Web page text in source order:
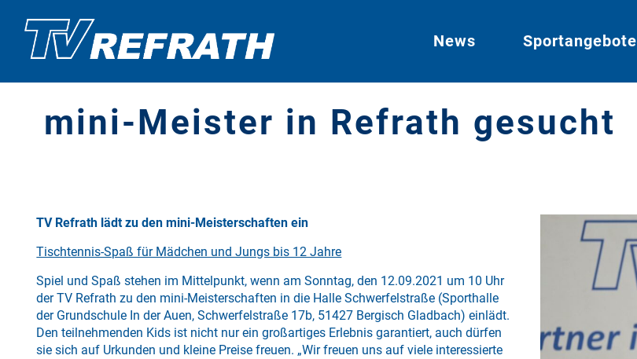
News Sportangebote
mini-Meister in Refrath gesucht
TV Refrath lädt zu den mini-Meisterschaften ein
Tischtennis-Spaß für Mädchen und Jungs bis 12 Jahre
Spiel und Spaß stehen im Mittelpunkt, wenn am Sonntag, den 12.09.2021 um 10 Uhr
der TV Refrath zu den mini-Meisterschaften in die Halle Schwerfelstraße (Sporthalle
der Grundschule In der Auen, Schwerfelstraße 17b, 51427 Bergisch Gladbach) einlädt.
Den teilnehmenden Kids ist nicht nur ein großartiges Erlebnis garantiert, auch dürfen
sie sich auf Urkunden und kleine Preise freuen. „Wir freuen uns auf viele interessierte